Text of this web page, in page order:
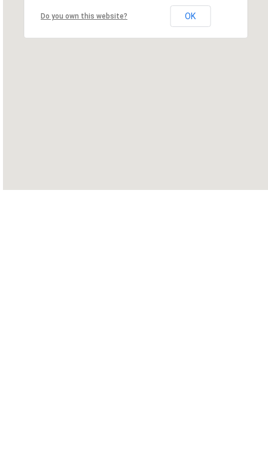
Do you own this website? OK